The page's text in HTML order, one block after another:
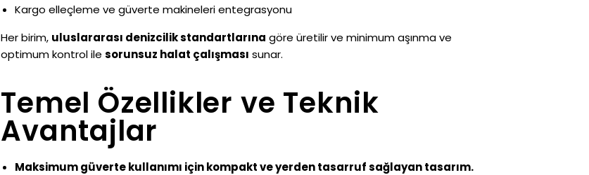
Kargo elleçleme ve güverte makineleri entegrasyonu
Her birim, uluslararası denizcilik standartlarına göre üretilir ve minimum aşınma ve
optimum kontrol ilesorunsuz halat çalışması sunar.
Temel Özellikler ve Teknik
Avantajlar
Maksimum güverte kullanımı için kompakt ve yerden tasarruf sağlayan tasarım.